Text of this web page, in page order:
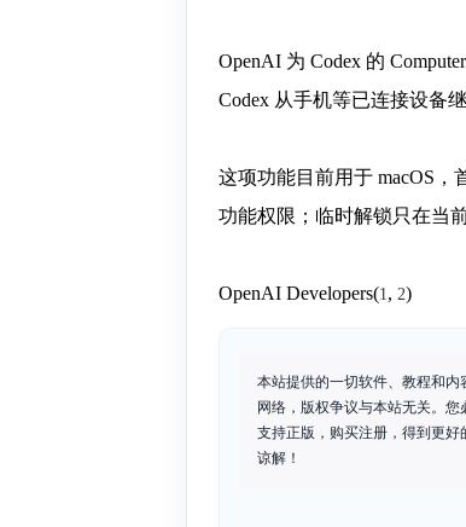
OpenAI 为 Codex 的
Codex 从手机等已连接设备
这项功能目前用于 macOS
功能权限；临时解锁只在当
OpenAI Developers(1, 2)
本站提供的一切软件、教程和
网络，版权争议与本站无关。
支持正版，购买注册，得到更好
谅解！